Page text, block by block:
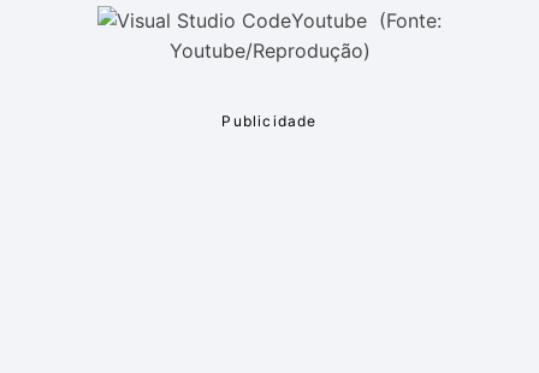
Youtube (Fonte:
Youtube/Reprodução)